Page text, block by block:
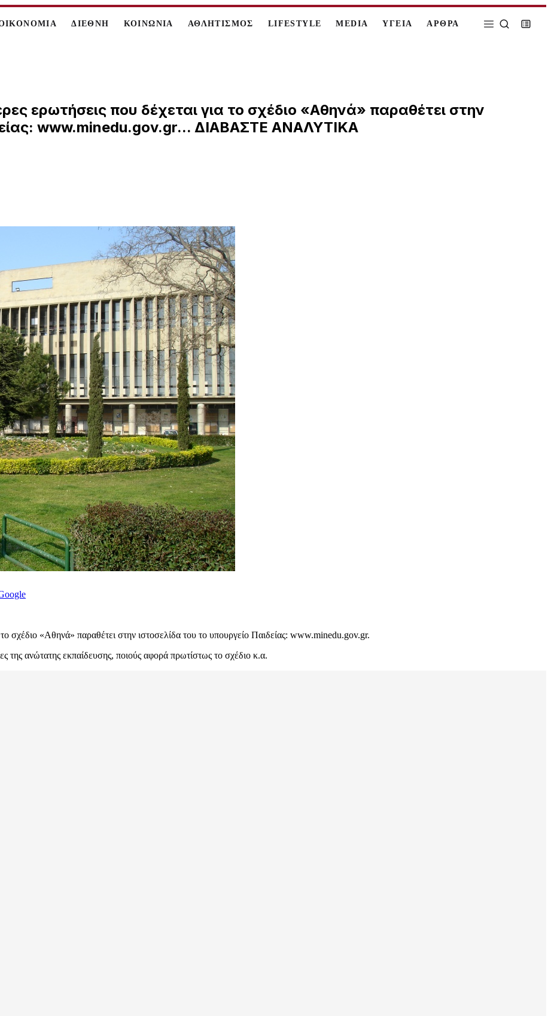
ΔΙΕΘΝΗ ΚΟΙΝΩΝΙΑ ΑΘΛΗΤΙΣΜΟΣ LIFESTYLE MEDIA ΥΓΕΙΑ ΑΡΘΡΑ
ερωτήσεις που δέχεται για το σχέδιο «Αθηνά» παραθέτει στην
www.minedu.gov.gr... ΔΙΑΒΑΣΤΕ ΑΝΑΛΥΤΙΚΑ
σχέδιο «Αθηνά» παραθέτει στην ιστοσελίδα του το υπουργείο Παιδείας: www.minedu.gov.gr.
της ανώτατης εκπαίδευσης, ποιούς αφορά πρωτίστως το σχέδιο κ.α.